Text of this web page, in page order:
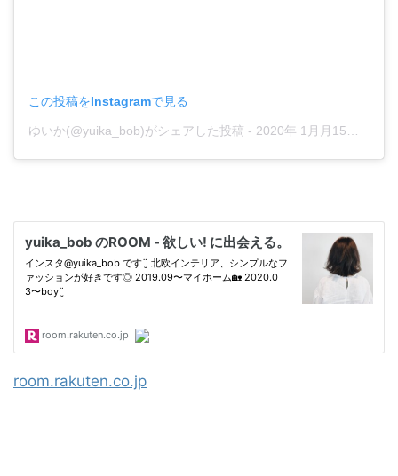
この投稿をInstagramで見る
ゆいか(@yuika_bob)がシェアした投稿 - 2020年 1月月15日午前3時25分PST
room.rakuten.co.jp